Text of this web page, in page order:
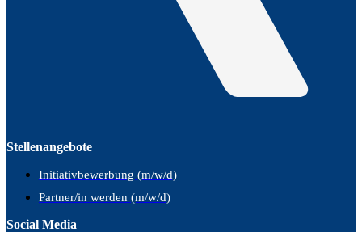
Stellenangebote
Initiativbewerbung (m/w/d)
Partner/in werden (m/w/d)
Social Media